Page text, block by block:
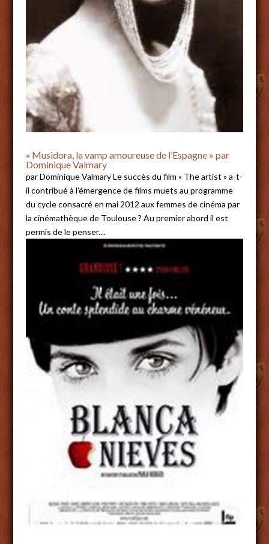
« Musidora, la vamp amoureuse de l’Espagne » par
Dominique Valmary
par Dominique Valmary Le succès du film « The artist » a-t-
il contribué à l’émergence de films muets au programme
du cycle consacré en mai 2012 aux femmes de cinéma par
la cinémathèque de Toulouse ? Au premier abord il est
permis de le penser....